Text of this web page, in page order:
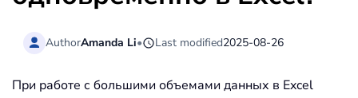
AuthorAmanda Li• Last modified2025-08-26
При работе с большими объемами данных в Excel